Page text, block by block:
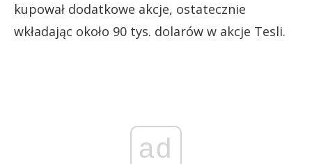
kupował dodatkowe akcje, ostatecznie
wkładając około 90 tys. dolarów w akcje Tesli.
ad